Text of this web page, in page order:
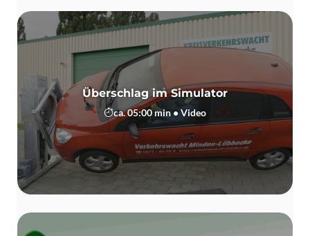
Überschlag im Simulator
ca. 05:00 min • Video